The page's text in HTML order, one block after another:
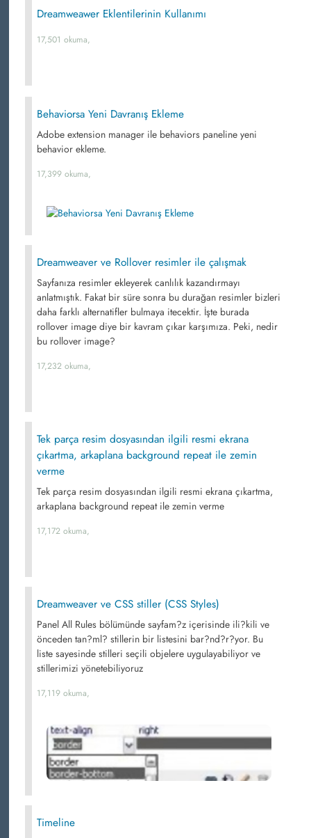
Dreamweawer Eklentilerinin Kullanımı
17,501 okuma,
Behaviorsa Yeni Davranış Ekleme
Adobe extension manager ile behaviors paneline yeni
behavior ekleme.
17,399 okuma,
Dreamweaver ve Rollover resimler ile çalışmak
Sayfanıza resimler ekleyerek canlılık kazandırmayı
anlatmıştık. Fakat bir süre sonra bu durağan resimler bizleri
daha farklı alternatifler bulmaya itecektir. İşte burada
rollover image diye bir kavram çıkar karşımıza. Peki, nedir
bu rollover image?
17,232 okuma,
Tek parça resim dosyasından ilgili resmi ekrana
çıkartma, arkaplana background repeat ile zemin
verme
Tek parça resim dosyasından ilgili resmi ekrana çıkartma,
arkaplana background repeat ile zemin verme
17,172 okuma,
Dreamweaver ve CSS stiller (CSS Styles)
Panel All Rules bölümünde sayfam?z içerisinde ili?kili ve
önceden tan?ml? stillerin bir listesini bar?nd?r?yor. Bu
liste sayesinde stilleri seçili objelere uygulayabiliyor ve
stillerimizi yönetebiliyoruz
17,119 okuma,
Timeline